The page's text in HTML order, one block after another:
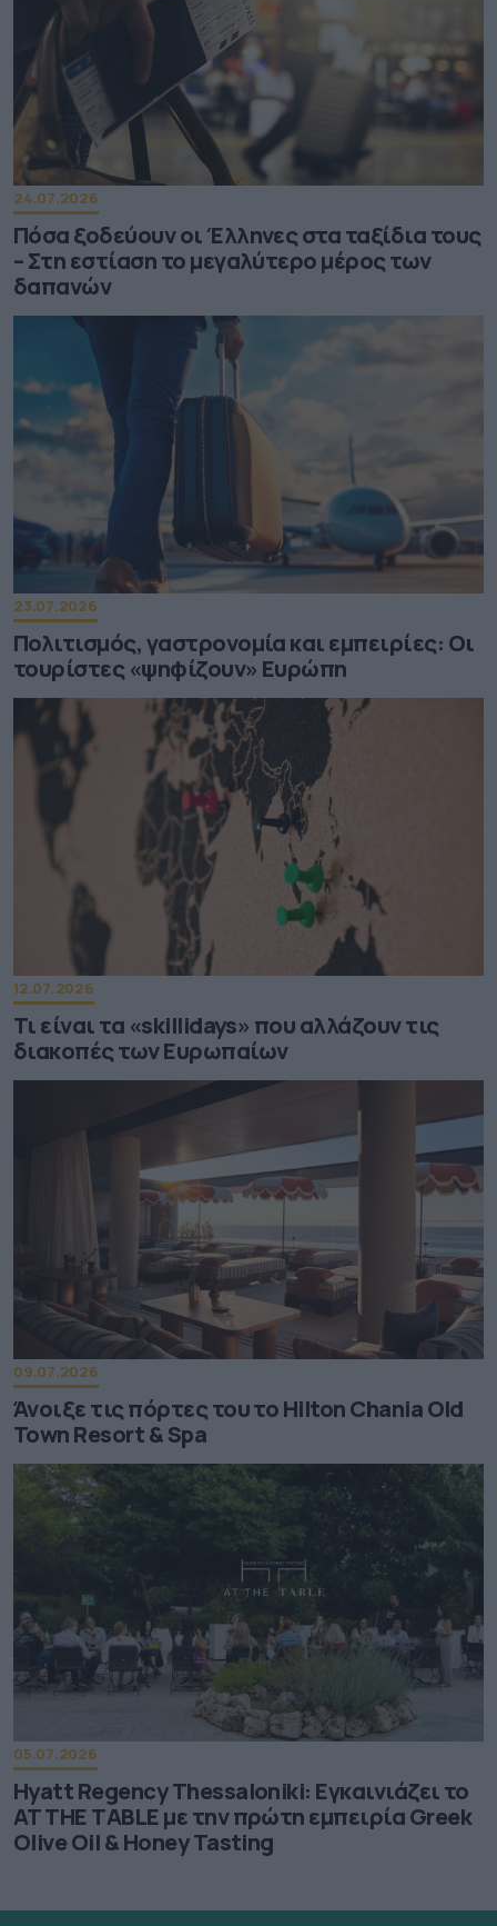
24.07.2026
Πόσα ξοδεύουν οι Έλληνες στα ταξίδια τους
– Στη εστίαση το μεγαλύτερο μέρος των
δαπανών
23.07.2026
Πολιτισμός, γαστρονομία και εμπειρίες: Οι
τουρίστες «ψηφίζουν» Ευρώπη
12.07.2026
Τι είναι τα «skillidays» που αλλάζουν τις
διακοπές των Ευρωπαίων
09.07.2026
Άνοιξε τις πόρτες του το Hilton Chania Old
Town Resort & Spa
05.07.2026
Hyatt Regency Thessaloniki: Εγκαινιάζει το
AT THE TABLE με την πρώτη εμπειρία Greek
Olive Oil & Honey Tasting